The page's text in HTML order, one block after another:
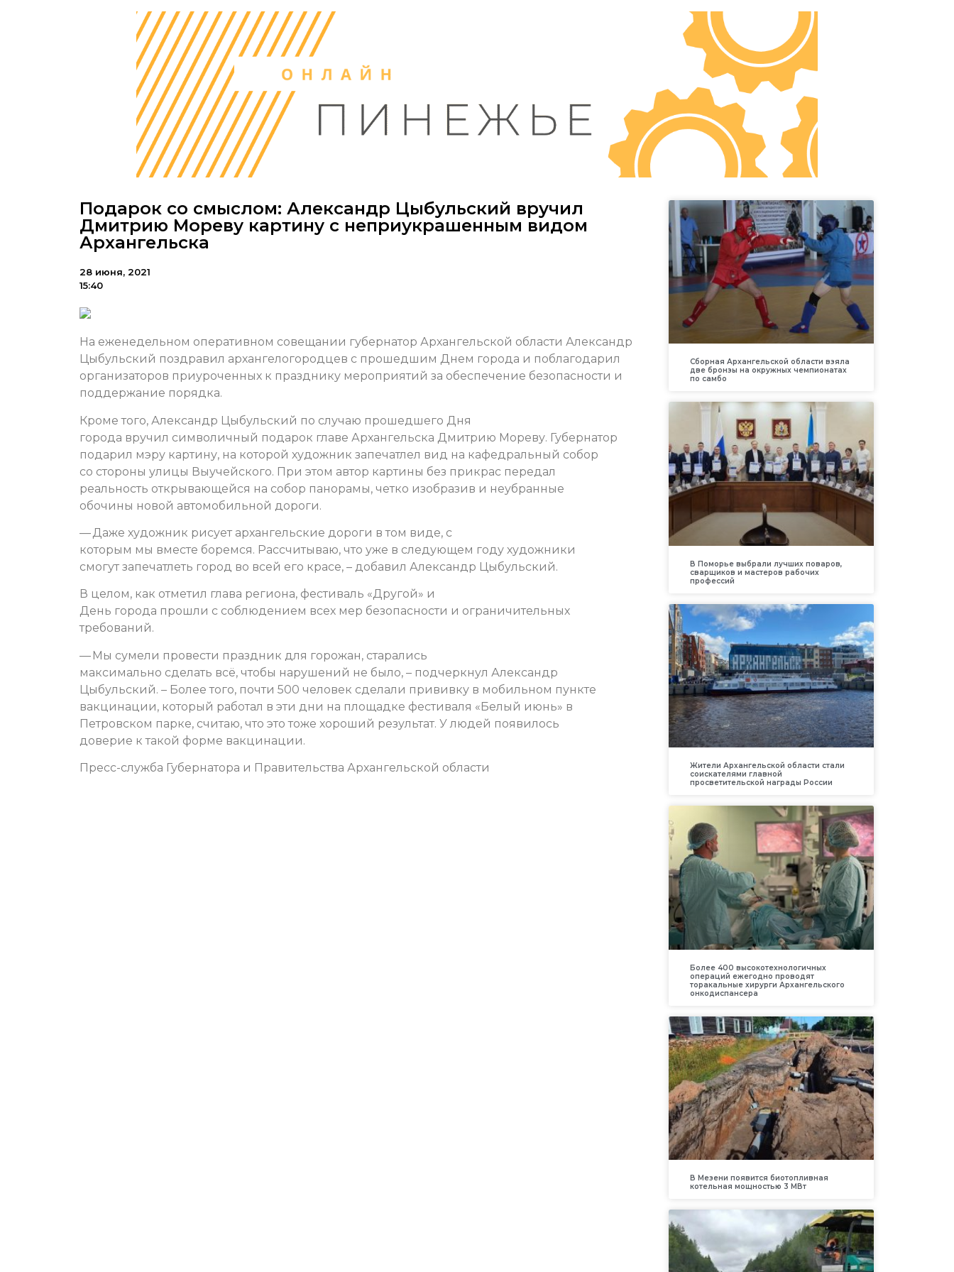
Подарок со смыслом: Александр Цыбульский вручил
Дмитрию Мореву картину с неприукрашенным видом
Архангельска
28 июня, 2021
15:40
На еженедельном оперативном совещании губернатор Архангельской области Александр
Цыбульский поздравил архангелогородцев с прошедшим Днем города и поблагодарил
организаторов приуроченных к празднику мероприятий за обеспечение безопасности и
поддержание порядка.
Кроме того, Александр Цыбульский по случаю прошедшего Дня
города вручил символичный подарок главе Архангельска Дмитрию Мореву. Губернатор
подарил мэру картину, на которой художник запечатлел вид на кафедральный собор
со стороны улицы Выучейского. При этом автор картины без прикрас передал
реальность открывающейся на собор панорамы, четко изобразив и неубранные
обочины новой автомобильной дороги.
— Даже художник рисует архангельские дороги в том виде, с
которым мы вместе боремся. Рассчитываю, что уже в следующем году художники
смогут запечатлеть город во всей его красе, – добавил Александр Цыбульский.
В целом, как отметил глава региона, фестиваль «Другой» и
День города прошли с соблюдением всех мер безопасности и ограничительных
требований.
— Мы сумели провести праздник для горожан, старались
максимально сделать всё, чтобы нарушений не было, – подчеркнул Александр
Цыбульский. – Более того, почти 500 человек сделали прививку в мобильном пункте
вакцинации, который работал в эти дни на площадке фестиваля «Белый июнь» в
Петровском парке, считаю, что это тоже хороший результат. У людей появилось
доверие к такой форме вакцинации.
Пресс-служба Губернатора и Правительства Архангельской области
Сборная Архангельской области взяла
две бронзы на окружных чемпионатах
по самбо
В Поморье выбрали лучших поваров,
сварщиков и мастеров рабочих
профессий
Жители Архангельской области стали
соискателями главной
просветительской награды России
Более 400 высокотехнологичных
операций ежегодно проводят
торакальные хирурги Архангельского
онкодиспансера
В Мезени появится биотопливная
котельная мощностью 3 МВт